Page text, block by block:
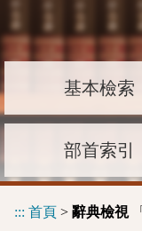
基本檢索
部首索引
::: 首頁 > 辭典檢視「